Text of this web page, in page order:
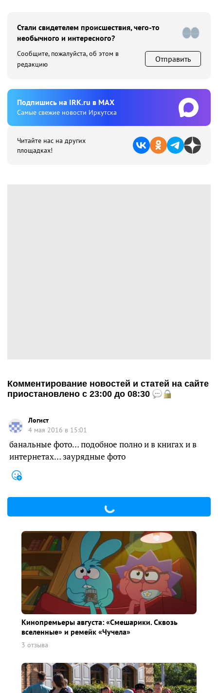
Стали свидетелем происшествия, чего-то
необычного и интересного?
Сообщите, пожалуйста, об этом в
редакцию
Отправить
Подпишиcь на IRK.ru в MAX
Cамые свежие новости Иркутска
Читайте нас на других
площадках!
Комментирование новостей и статей на сайте
приостановлено с 23:00 до 08:30
Логист
4 мая 2016 в 15:01
банальные фото… подобное полно и в книгах и в
интернетах… заурядные фото
Кинопремьеры августа: «Смешарики. Сквозь
вселенные» и ремейк «Чучела»
3 отзыва